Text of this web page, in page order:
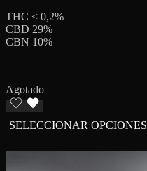
THC < 0,2%
CBD 29%
CBN 10%
Agotado
SELECCIONAR OPCIONES